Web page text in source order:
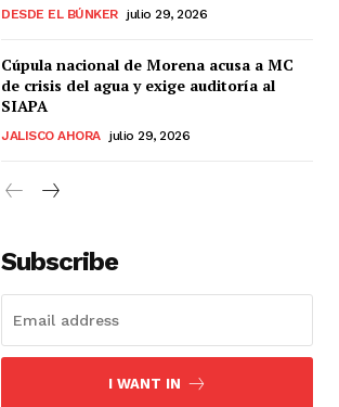
DESDE EL BÚNKER julio 29, 2026
Cúpula nacional de Morena acusa a MC
de crisis del agua y exige auditoría al
SIAPA
JALISCO AHORA julio 29, 2026
Subscribe
I WANT IN